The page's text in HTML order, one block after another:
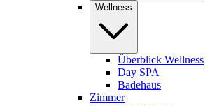
Wellness
Überblick Wellness
Day SPA
Badehaus
Zimmer